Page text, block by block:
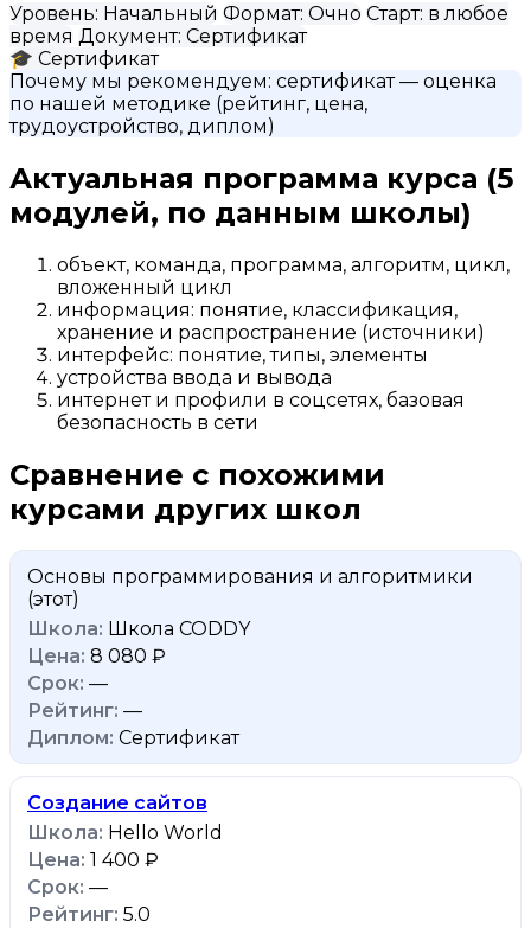
Уровень: Начальный Формат: Очно Старт: в любое
время Документ: Сертификат
🎓 Сертификат
Почему мы рекомендуем: сертификат— оценка
по нашей методике (рейтинг, цена,
трудоустройство, диплом)
Актуальная программа курса (5
модулей, по данным школы)
объект, команда, программа, алгоритм, цикл,
вложенный цикл
информация: понятие, классификация,
хранение и распространение (источники)
интерфейс: понятие, типы, элементы
устройства ввода и вывода
интернет и профили в соцсетях, базовая
безопасность в сети
Сравнение с похожими
курсами других школ
Основы программирования и алгоритмики
(этот)
Школа CODDY
8 080 ₽
—
—
Сертификат
Создание сайтов
Hello World
1 400 ₽
—
5.0